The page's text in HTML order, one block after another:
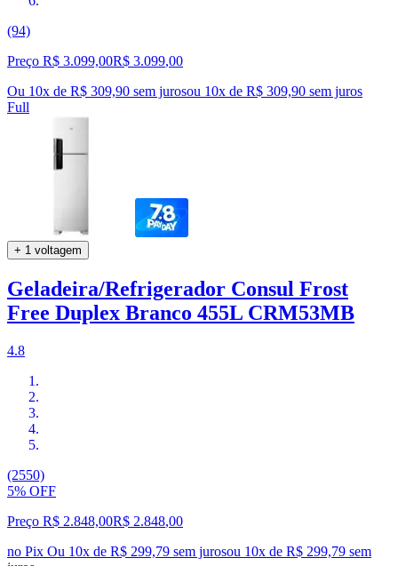
(94)
Preço R$ 3.099,00R$ 3.099,00
Ou 10x de R$ 309,90 sem jurosou 10x de R$ 309,90 sem juros
Full
+ 1 voltagem
Geladeira/Refrigerador Consul Frost
Free Duplex Branco 455L CRM53MB
4.8
(2550)
5% OFF
Preço R$ 2.848,00R$ 2.848,00
no Pix Ou 10x de R$ 299,79 sem jurosou 10x de R$ 299,79 sem